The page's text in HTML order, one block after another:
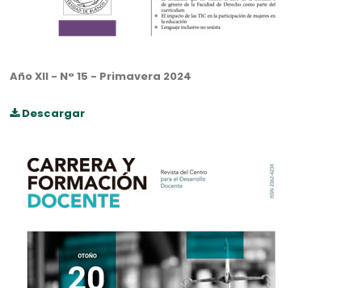
Año XII - N° 15 - Primavera 2024
Descargar